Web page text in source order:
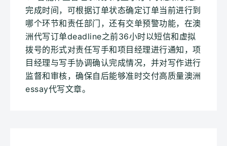
完成时间，可根据订单状态确定订单当前进行到
哪个环节和责任部门，还有交单预警功能，在澳
洲代写订单deadline之前36小时以短信和虚拟
拨号的形式对责任写手和项目经理进行通知，项
目经理与写手协调确认完成情况，并对写作进行
监督和审核，确保自后能够准时交付高质量澳洲
essay代写文章。